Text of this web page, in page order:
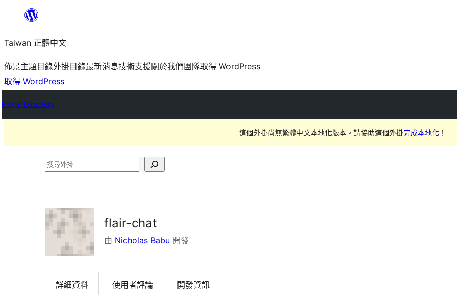
主
要
內
容
Taiwan 正體中文
佈景主題目錄外掛目錄最新消息技術支援關於我們 團隊取得 WordPress
取得 WordPress
Plugin Directory
這個外掛尚無繁體中文本地化版本。請協助這個外掛完成本地化 ！
搜
掛
flair-chat
由 Nicholas Babu 開發
詳細資料 使用者評論 開發資訊